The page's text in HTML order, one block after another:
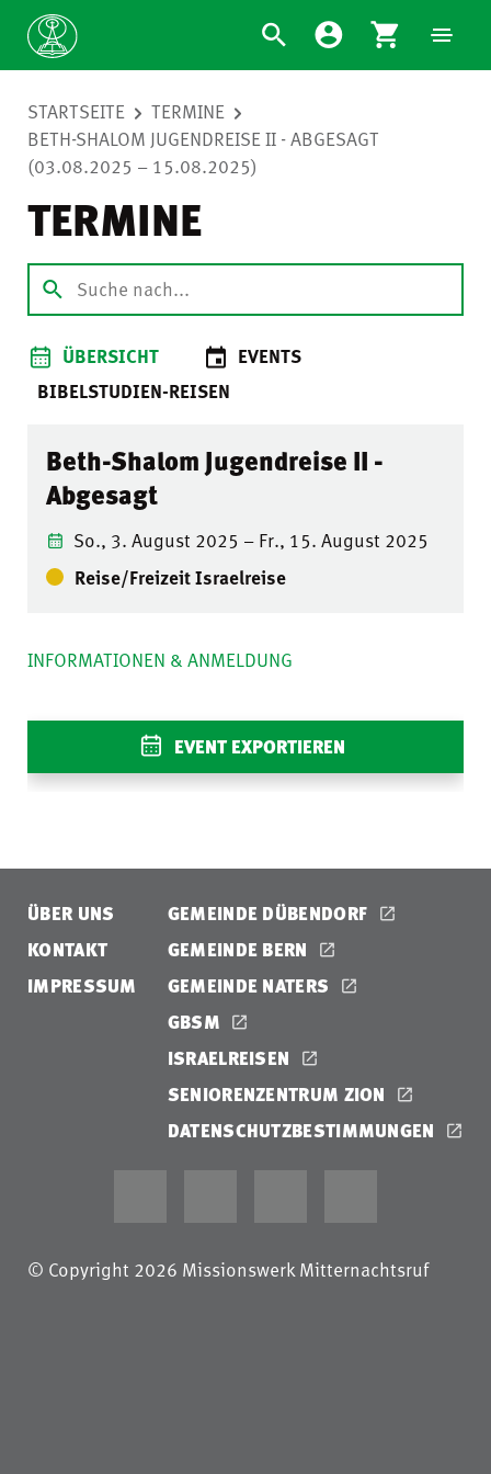
STARTSEITE
TERMINE
BETH-SHALOM JUGENDREISE II - ABGESAGT
(03.08.2025 – 15.08.2025)
TERMINE
ÜBERSICHT
EVENTS
BIBELSTUDIEN-REISEN
Beth-Shalom Jugendreise II -
Abgesagt
So., 3. August 2025 – Fr., 15. August 2025
Reise/Freizeit Israelreise
INFORMATIONEN & ANMELDUNG
EVENT EXPORTIEREN
ÜBER UNS
KONTAKT
IMPRESSUM
GEMEINDE DÜBENDORF
GEMEINDE BERN
GEMEINDE NATERS
GBSM
ISRAELREISEN
SENIORENZENTRUM ZION
DATENSCHUTZBESTIMMUNGEN
© Copyright 2026 Missionswerk Mitternachtsruf